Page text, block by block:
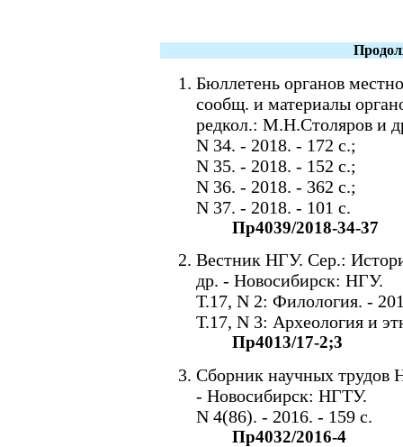
Бюллетень органов
сообщ. и материалы
редкол.: М.Н.Столяров и
N 34. - 2018. - 172 c.;
N 35. - 2018. - 152 c.;
N 36. - 2018. - 362 c.;
N 37. - 2018. - 101 c.
Пр4039/2018-34-37
Вестник НГУ. Сер.:
др. - Новосибирск: НГУ.
Т.17, N 2: Филология. -
Т.17, N 3: Археология и
Пр4013/17-2;3
Сборник научных трудов
- Новосибирск: НГТУ.
N 4(86). - 2016. - 159 с.
Пр4032/2016-4